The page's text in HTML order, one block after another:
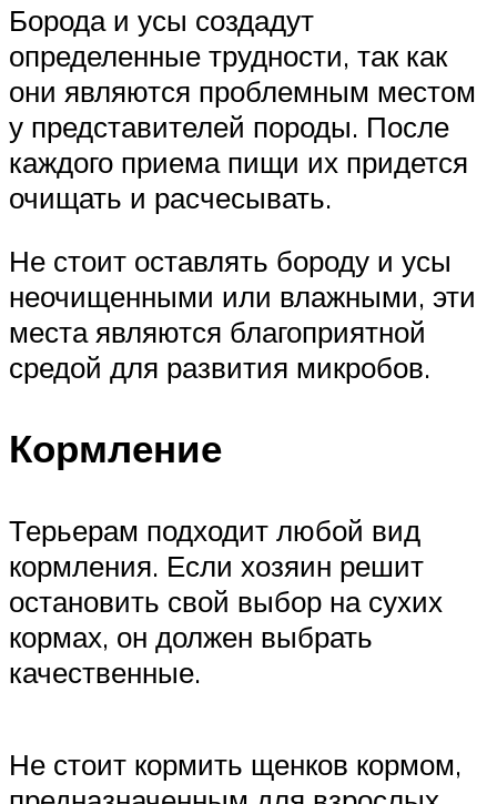
Борода и усы создадут
определенные трудности, так как
они являются проблемным местом
у представителей породы. После
каждого приема пищи их придется
очищать и расчесывать.
Не стоит оставлять бороду и усы
неочищенными или влажными, эти
места являются благоприятной
средой для развития микробов.
Кормление
Терьерам подходит любой вид
кормления. Если хозяин решит
остановить свой выбор на сухих
кормах, он должен выбрать
качественные.
Не стоит кормить щенков кормом,